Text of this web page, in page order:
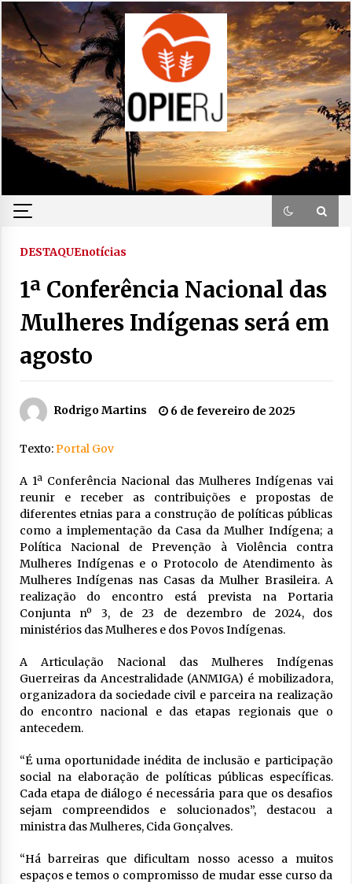
Skip
to
content
DESTAQUEnotícias
1ª Conferência Nacional das
Mulheres Indígenas será em
agosto
Rodrigo Martins 6 de fevereiro de 2025
Texto:Portal Gov
A 1ª Conferência Nacional das Mulheres Indígenas vai
reunir e receber as contribuições e propostas de
diferentes etnias para a construção de políticas públicas
como a implementação da Casa da Mulher Indígena; a
Política Nacional de Prevenção à Violência contra
Mulheres Indígenas e o Protocolo de Atendimento às
Mulheres Indígenas nas Casas da Mulher Brasileira. A
realização do encontro está prevista na Portaria
Conjunta nº 3, de 23 de dezembro de 2024, dos
ministérios das Mulheres e dos Povos Indígenas.
A Articulação Nacional das Mulheres Indígenas
Guerreiras da Ancestralidade (ANMIGA) é mobilizadora,
organizadora da sociedade civil e parceira na realização
do encontro nacional e das etapas regionais que o
antecedem.
“É uma oportunidade inédita de inclusão e participação
social na elaboração de políticas públicas específicas.
Cada etapa de diálogo é necessária para que os desafios
sejam compreendidos e solucionados”, destacou a
ministra das Mulheres, Cida Gonçalves.
“Há barreiras que dificultam nosso acesso a muitos
espaços e temos o compromisso de mudar esse curso da